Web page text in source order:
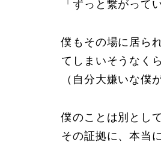
「ずっと繋がって
僕もその場に居ら
てしまいそうなく
（ 自分大嫌いな僕
僕のことは別として
その証拠に、本当